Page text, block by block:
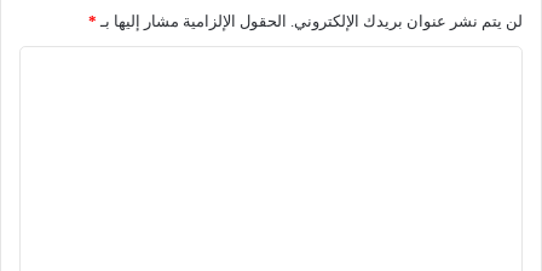
لن يتم نشر عنوان بريدك الإلكتروني. الحقول الإلزامية مشار إليها بـ *